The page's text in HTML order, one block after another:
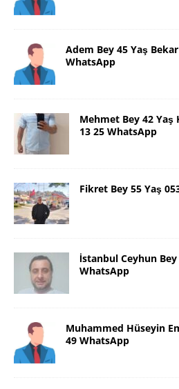
Adem Bey 45 Yaş
WhatsApp
Mehmet Bey 42 Yaş
13 25 WhatsApp
Fikret Bey 55 Yaş
İstanbul Ceyhun Bey
WhatsApp
Muhammed Hüseyin
49 WhatsApp